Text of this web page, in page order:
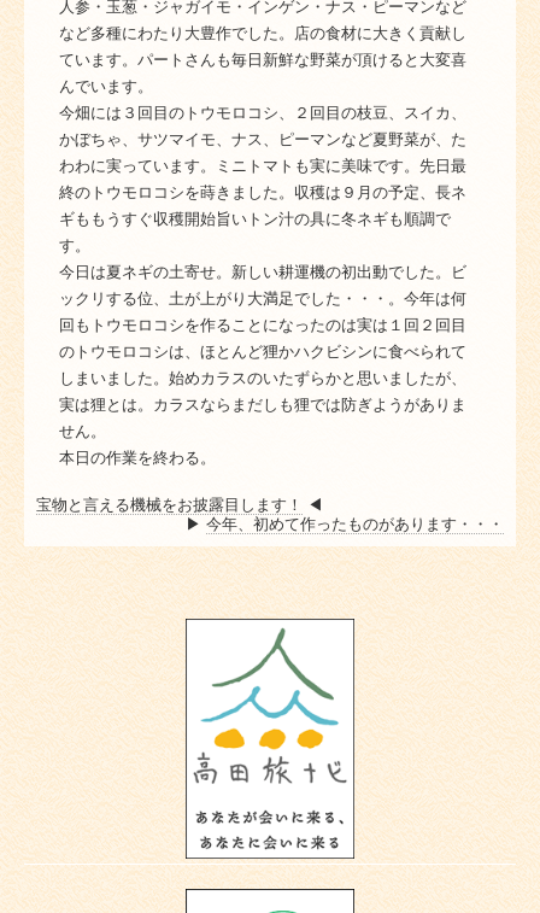
人参・玉葱・ジャガイモ・インゲン・ナス・ピーマンなど
など多種にわたり大豊作でした。店の食材に大きく貢献し
ています。パートさんも毎日新鮮な野菜が頂けると大変喜
んでいます。
今畑には３回目のトウモロコシ、２回目の枝豆、スイカ、
かぼちゃ、サツマイモ、ナス、ピーマンなど夏野菜が、た
わわに実っています。ミニトマトも実に美味です。先日最
終のトウモロコシを蒔きました。収穫は９月の予定、長ネ
ギももうすぐ収穫開始旨いトン汁の具に冬ネギも順調で
す。
今日は夏ネギの土寄せ。新しい耕運機の初出動でした。ビ
ックリする位、土が上がり大満足でした・・・。今年は何
回もトウモロコシを作ることになったのは実は１回２回目
のトウモロコシは、ほとんど狸かハクビシンに食べられて
しまいました。始めカラスのいたずらかと思いましたが、
実は狸とは。カラスならまだしも狸では防ぎようがありま
せん。
本日の作業を終わる。
宝物と言える機械をお披露目します！
◀
▶ 今年、初めて作ったものがあります・・・